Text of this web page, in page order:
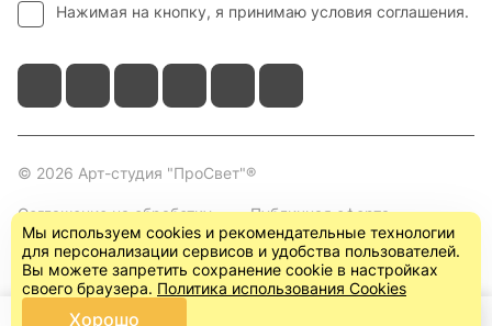
Нажимая на кнопку, я принимаю условия соглашения.
© 2026 Арт-студия "ПроСвет"®
Соглашение на обработку
персональных данных
Публичная оферта
(пользовательское
соглашение)
Мы используем cookies и рекомендательные технологии
для персонализации сервисов и удобства пользователей.
Вы можете запретить сохранение cookie в настройках
своего браузера. Политика использования Cookies
Хорошо